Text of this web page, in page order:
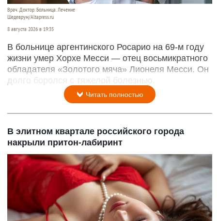
Врач. Доктор. Больница. Лечение
Шедеврум/Altapress.ru
8 августа 2026 в 19:35
В больнице аргентинского Росарио на 69-м году
жизни умер Хорхе Месси — отец восьмикратного
обладателя «Золотого мяча» Лионеля Месси. Он
долго боролся с тяжелой болезнью.
Читать полностью
В элитном квартале российского города
накрыли притон-лабиринт